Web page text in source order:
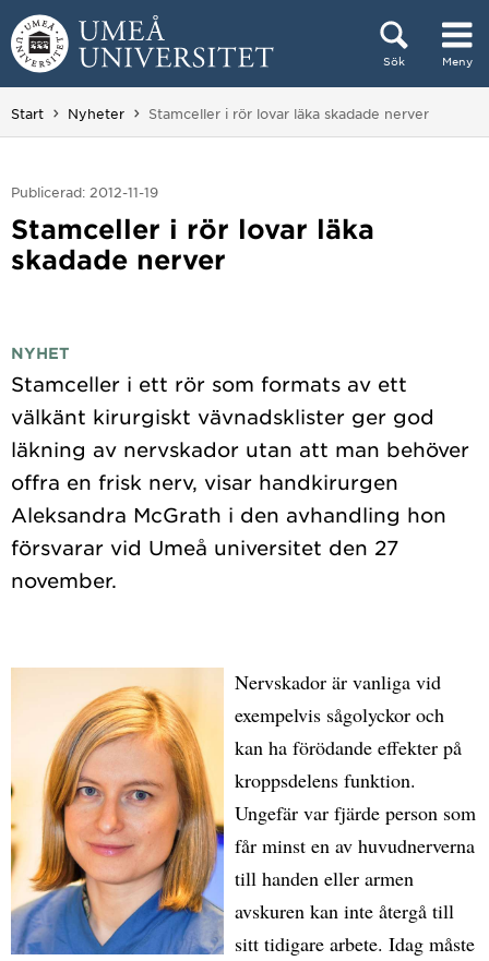
Hoppa direkt till innehållet
Sök Meny
Huvudmenyn dold.
Start Nyheter Du är här:
Stamceller i rör lovar läka skadade nerver
Publicerad: 2012-11-19
Stamceller i rör lovar läka
skadade nerver
NYHET
Stamceller i ett rör som formats av ett
välkänt kirurgiskt vävnadsklister ger god
läkning av nervskador utan att man behöver
offra en frisk nerv, visar handkirurgen
Aleksandra McGrath i den avhandling hon
försvarar vid Umeå universitet den 27
Nervskador är vanliga vid
exempelvis sågolyckor och
kan ha förödande effekter på
kroppsdelens funktion.
Ungefär var fjärde person som
får minst en av huvudnerverna
till handen eller armen
avskuren kan inte återgå till
sitt tidigare arbete. Idag måste